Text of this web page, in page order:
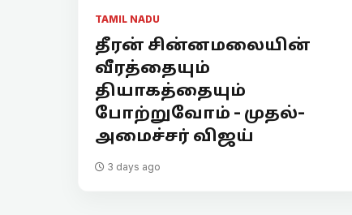
TAMIL NADU
தீரன் சின்னமலையின்
வீரத்தையும்
தியாகத்தையும்
போற்றுவோம் - முதல்-
அமைச்சர் விஜய்
3 days ago